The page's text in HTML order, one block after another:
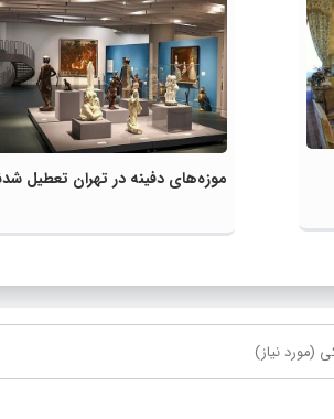
موزه‌های دفینه در تهران تعطیل